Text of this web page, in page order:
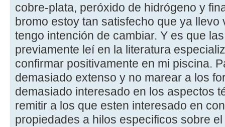
cobre-plata, peróxido de hidrógeno y
bromo estoy tan satisfecho que ya
tengo intención de cambiar. Y es que
previamente leí en la literatura
confirmar positivamente en mi piscina.
demasiado extenso y no marear a los
demasiado interesado en los aspectos
remitir a los que esten interesado en
propiedades a hilos especificos sobre